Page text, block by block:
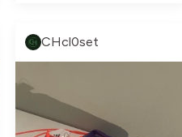
CHcl0set